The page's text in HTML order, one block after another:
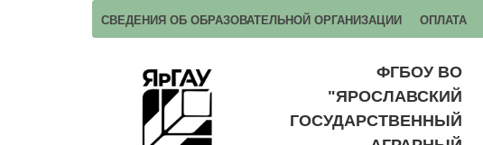
СВЕДЕНИЯ ОБ ОБРАЗОВАТЕЛЬНОЙ ОРГАНИЗАЦИИ ОПЛАТА
ФГБОУ ВО
"ЯРОСЛАВСКИЙ
ГОСУДАРСТВЕННЫЙ